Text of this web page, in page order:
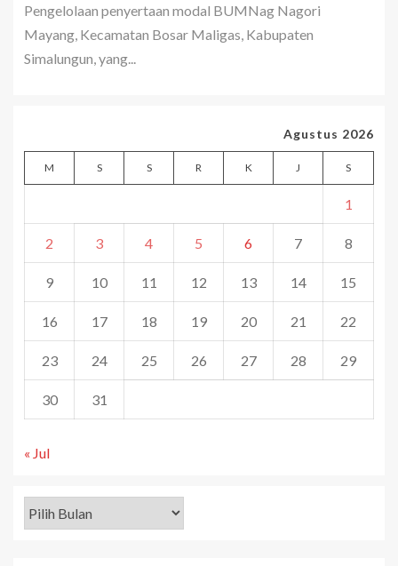
Pengelolaan penyertaan modal BUMNag Nagori
Mayang, Kecamatan Bosar Maligas, Kabupaten
Simalungun, yang...
Agustus 2026
M S S R K J S
1
2 3 4 5 6 7 8
9 10 11 12 13 14 15
16 17 18 19 20 21 22
23 24 25 26 27 28 29
30 31
« Jul